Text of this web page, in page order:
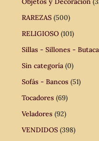
RAREZAS (500)
RELIGIOSO (101)
Sillas - Sillones -
Sin categoría (0)
Sofás - Bancos (51)
Tocadores (69)
Veladores (92)
VENDIDOS (398)